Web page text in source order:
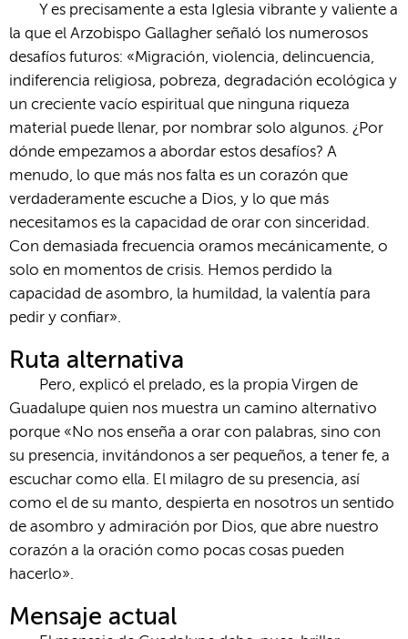
Y es precisamente a esta Iglesia vibrante y valiente a
la que el Arzobispo Gallagher señaló los numerosos
desafíos futuros: «Migración, violencia, delincuencia,
indiferencia religiosa, pobreza, degradación ecológica y
un creciente vacío espiritual que ninguna riqueza
material puede llenar, por nombrar solo algunos. ¿Por
dónde empezamos a abordar estos desafíos? A
menudo, lo que más nos falta es un corazón que
verdaderamente escuche a Dios, y lo que más
necesitamos es la capacidad de orar con sinceridad.
Con demasiada frecuencia oramos mecánicamente, o
solo en momentos de crisis. Hemos perdido la
capacidad de asombro, la humildad, la valentía para
pedir y confiar».
Ruta alternativa
Pero, explicó el prelado, es la propia Virgen de
Guadalupe quien nos muestra un camino alternativo
porque «No nos enseña a orar con palabras, sino con
su presencia, invitándonos a ser pequeños, a tener fe, a
escuchar como ella. El milagro de su presencia, así
como el de su manto, despierta en nosotros un sentido
de asombro y admiración por Dios, que abre nuestro
corazón a la oración como pocas cosas pueden
hacerlo».
Mensaje actual